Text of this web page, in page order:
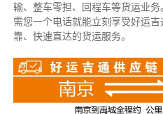
输、整车零担、回程车等货运业务
需您一个电话就能立刻享受好运
靠、快速直达的货运服务。